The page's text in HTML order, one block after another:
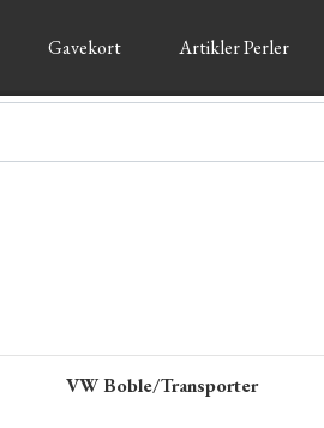
Gavekort Artikler Perler
VW Boble/Transporter